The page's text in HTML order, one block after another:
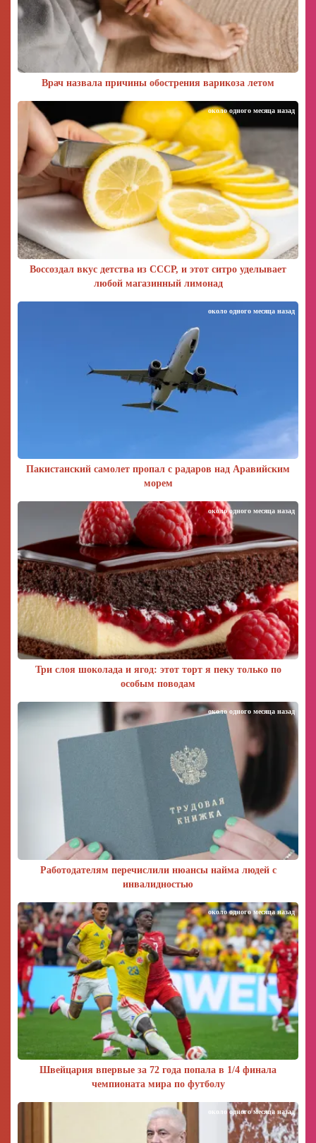
Врач назвала причины обострения варикоза летом
Воссоздал вкус детства из СССР, и этот ситро уделывает
любой магазинный лимонад
около одного месяца назад
Пакистанский самолет пропал с радаров над Аравийским
морем
около одного месяца назад
Три слоя шоколада и ягод: этот торт я пеку только по
особым поводам
около одного месяца назад
Работодателям перечислили нюансы найма людей с
инвалидностью
около одного месяца назад
Швейцария впервые за 72 года попала в 1/4 финала
чемпионата мира по футболу
около одного месяца назад
около одного месяца назад